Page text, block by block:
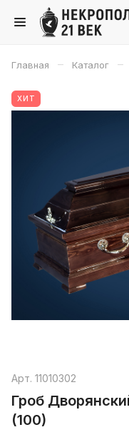
Главная – Каталог –
ХИТ
Арт. 11010302
Гроб
(100)